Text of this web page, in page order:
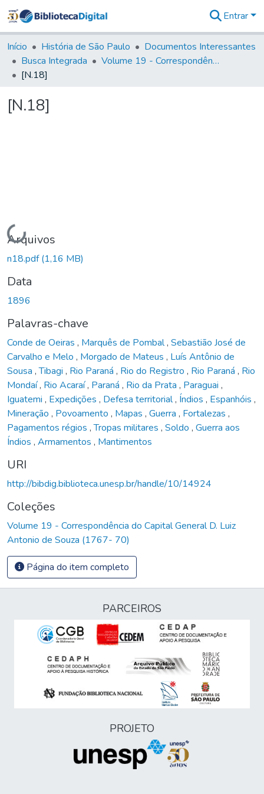
&
Coleções
Tudo na
Entrar
Início História de São Paulo
Documentos Interessantes
Busca Integrada
Volume 19 - Correspondência do Capital General D. Luiz Antonio de Souza (1767- 70)
[N.18]
[N.18]
Carregando...
Arquivos
n18.pdf(1,16 MB)
Data
1896
Palavras-chave
Conde de Oeiras , Marquês de Pombal, Sebastião José de
Carvalho e Melo , Morgado de Mateus , Luís Antônio de
Sousa ,Tibagi , Rio Paraná , Rio do Registro , Rio Paraná , Rio
Mondaí, Rio Acaraí, Paraná , Rio da Prata , Paraguai ,
Iguatemi , Expedições , Defesa territorial, Índios , Espanhóis ,
Mineração , Povoamento , Mapas , Guerra , Fortalezas ,
Pagamentos régios ,Tropas militares , Soldo , Guerra aos
Índios , Armamentos , Mantimentos
URI
http://bibdig.biblioteca.unesp.br/handle/10/14924
Coleções
Volume 19 - Correspondência do Capital General D. Luiz
Antonio de Souza (1767- 70)
Página do item completo
PARCEIROS
PROJETO